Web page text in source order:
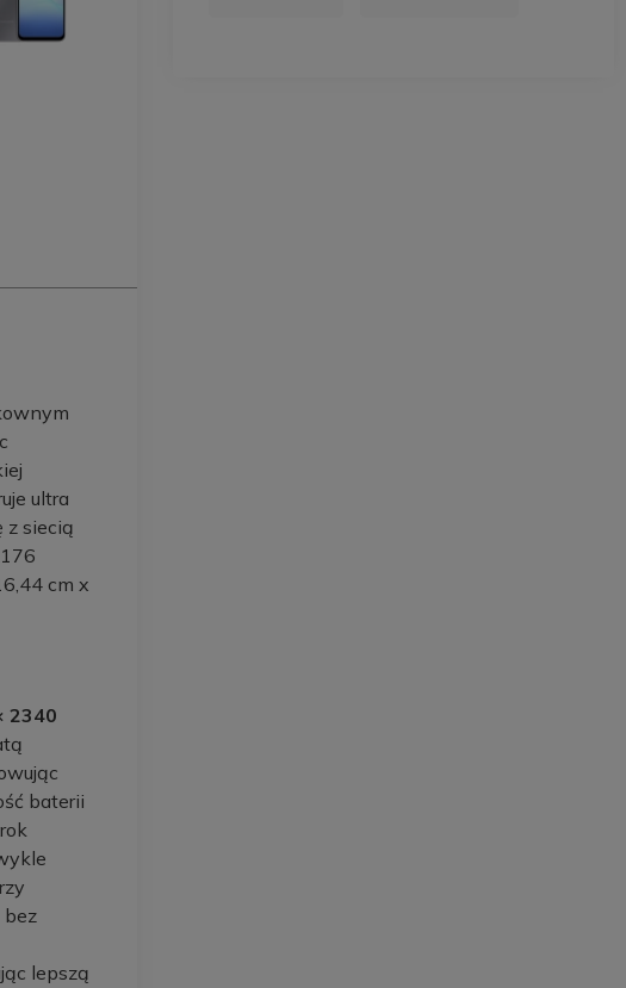
ultra
z siecią
cm x
2340
baterii
bez
lepszą